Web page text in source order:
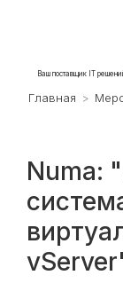
Ваш поставщик IT
Главная >
Numa: